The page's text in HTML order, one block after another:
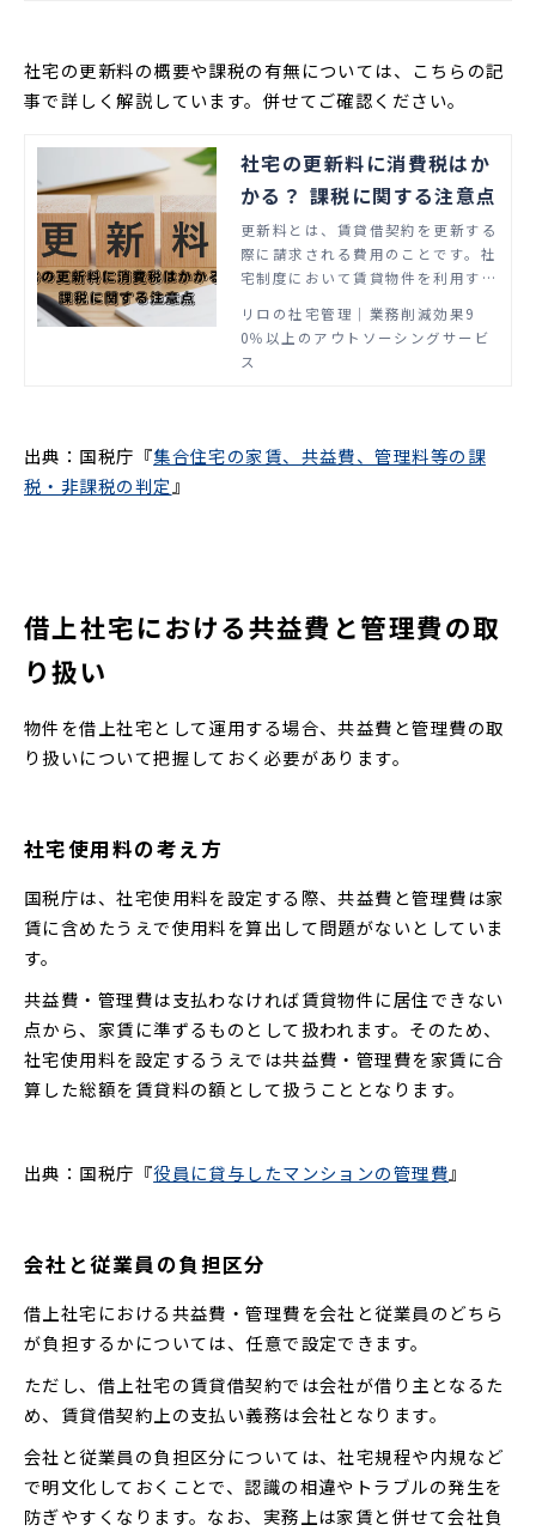
いのか」と疑問を持つ方もいるので
はないでしょうか。この記事では、
社宅の費用に関する消費税の取り扱
す。
社宅の更新料の概要や課税の有無については、こちらの記
事で詳しく解説しています。併せてご確認ください。
社宅の更新料に消費税はか
かる？ 課税に関する注意点
更新料とは、賃貸借契約を更新する
際に請求される費用のことです。社
宅制度において賃貸物件を利用する
でなく更新料についても支払いが発
生します。この記事では、社宅の更
新料の概要や課税の有無、賃貸借契
リロの社宅管理│業務削減効果9
0％以上のアウトソーシングサービ
ス
出典：国税庁『集合住宅の家賃、共益費、管理料等の課
税・非課税の判定』
借上社宅における共益費と管理費の取
り扱い
物件を借上社宅として運用する場合、共益費と管理費の取
り扱いについて把握しておく必要があります。
社宅使用料の考え方
国税庁は、社宅使用料を設定する際、共益費と管理費は家
賃に含めたうえで使用料を算出して問題がないとしていま
す。
共益費・管理費は支払わなければ賃貸物件に居住できない
点から、家賃に準ずるものとして扱われます。そのため、
社宅使用料を設定するうえでは共益費・管理費を家賃に合
算した総額を賃貸料の額として扱うこととなります。
出典：国税庁『役員に貸与したマンションの管理費』
会社と従業員の負担区分
借上社宅における共益費・管理費を会社と従業員のどちら
が負担するかについては、任意で設定できます。
ただし、借上社宅の賃貸借契約では会社が借り主となるた
め、賃貸借契約上の支払い義務は会社となります。
会社と従業員の負担区分については、社宅規程や内規など
で明文化しておくことで、認識の相違やトラブルの発生を
防ぎやすくなります。なお、実務上は家賃と併せて会社負